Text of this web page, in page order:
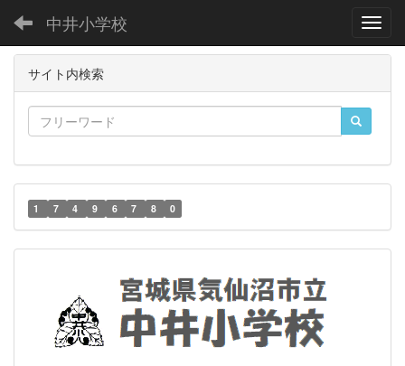
中井小学校
サイト内検索
1 7 4 9 6 7 8 0